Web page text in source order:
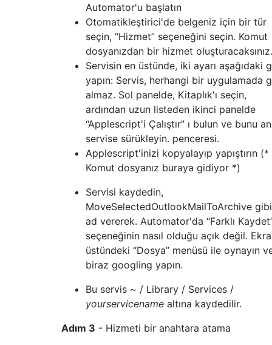
Automator'u başlatın
Otomatikleştirici'de belgeniz için bir tür
seçin, “Hizmet” seçeneğini seçin. Komut
dosyanızdan bir hizmet oluşturacaksınız.
Servisin en üstünde, iki ayarı aşağıdaki
yapın: Servis, herhangi bir uygulamada
almaz. Sol panelde, Kitaplık'ı seçin,
ardından uzun listeden ikinci panelde
“Applescript'i Çalıştır” ı bulun ve bunu
servise sürükleyin. penceresi.
Applescript'inizi kopyalayıp yapıştırın (*
Komut dosyanız buraya gidiyor *)
Servisi kaydedin,
MoveSelectedOutlookMailToArchive
ad vererek. Automator'da “Farklı
seçeneğinin nasıl olduğu açık değil.
üstündeki “Dosya” menüsü ile oynayın
biraz googling yapın.
Bu servis ~ / Library / Services /
yourservicename altına kaydedilir.
Adım 3 - Hizmeti bir anahtara atama